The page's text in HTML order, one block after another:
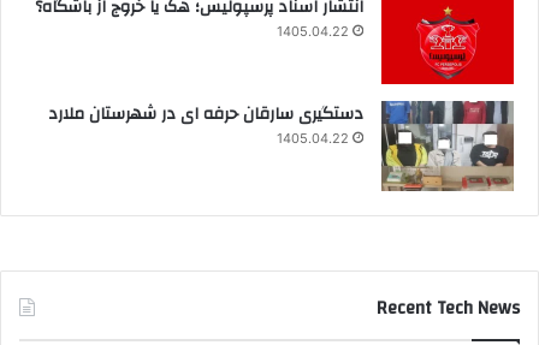
انتشار اسناد پرسپولیس؛ هک یا خروج از باشگاه؟
1405.04.22
دستگیری سارقان حرفه ای در شهرستان ملارد
1405.04.22
Recent Tech News